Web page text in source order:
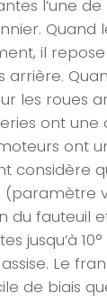
l’une de
Quand
il
arrière.
les roues
ont
ont
considère
(paramètre
du fauteuil
jusqu’à
Le
de biais